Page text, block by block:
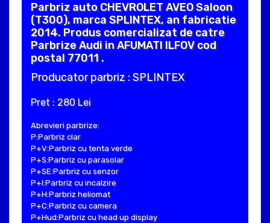
Parbriz auto CHEVROLET AVEO Saloon
(T300), marca SPLINTEX, an fabricatie
2014. Produs comercializat de catre
Parbrize Audi in AFUMATI ILFOV cod
postal 77011 .
Producator parbriz : SPLINTEX
Pret : 280 Lei
Abrevieri parbrize:
P:Parbriz clar
P+V:Parbriz cu tenta verde
P+S:Parbriz cu parasolar
P+SE:Parbriz cu senzor
P+I:Parbriz cu incalzire
P+H:Parbriz heliomat
P+C:Parbriz cu camera
P+Hud:Parbriz cu head up display